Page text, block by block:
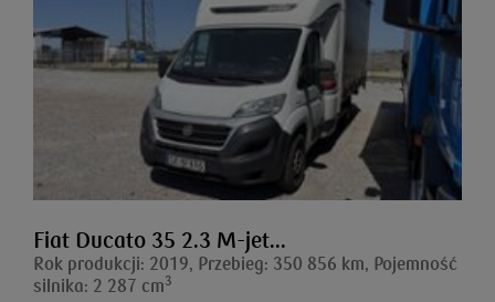
Fiat Ducato 35 2.3 M-jet...
Rok produkcji: 2019, Przebieg: 350 856 km, Pojemność
silnika: 2 287 cm3